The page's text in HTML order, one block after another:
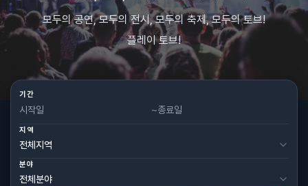
모두의 공연, 모두의 전시, 모두의 축제, 모두의 토브!
플레이 토브!
기간
~
지역
분야